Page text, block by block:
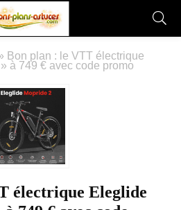
Bon plan : le VTT électrique
à 749 € avec code promo
électrique Eleglide